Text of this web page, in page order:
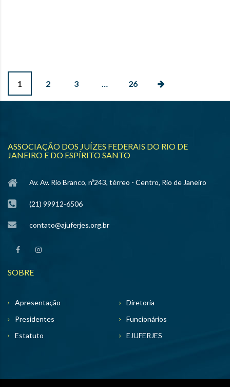
1 2 3 … 26
ASSOCIAÇÃO DOS JUÍZES FEDERAIS DO RIO DE
JANEIRO E DO ESPÍRITO SANTO
Av. Av. Rio Branco, nº243, térreo - Centro, Rio de Janeiro
(21) 99912-6506
contato@ajuferjes.org.br
SOBRE
Apresentação
Diretoria
Presidentes
Funcionários
Estatuto
EJUFERJES